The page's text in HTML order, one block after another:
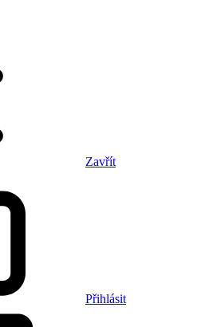
Zavřít
Přihlásit